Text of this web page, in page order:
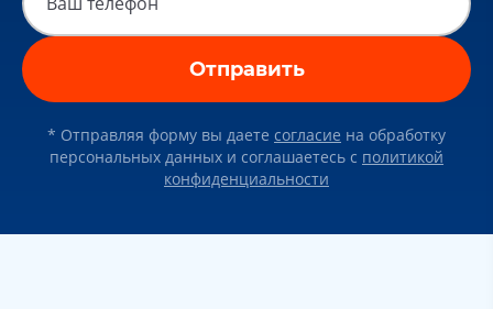
Отправить
* Отправляя форму вы даете согласие на обработку
персональных данных и соглашаетесь c политикой
конфиденциальности